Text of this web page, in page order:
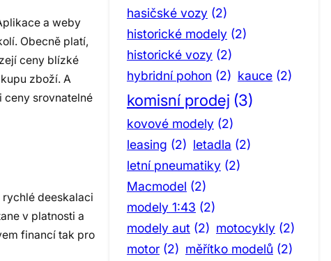
a weby
Obecně platí,
ceny blízké
zboží. A
ceny srovnatelné
deeskalaci
v platnosti a
financí tak pro
hasičské vozy (2)
historické modely (2)
historické vozy (2)
hybridní pohon (2) kauce (2)
komisní prodej (3)
kovové modely (2)
leasing (2) letadla (2)
letní pneumatiky (2)
Macmodel (2)
modely 1:43 (2)
modely aut (2) motocykly (2)
motor (2) měřítko modelů (2)